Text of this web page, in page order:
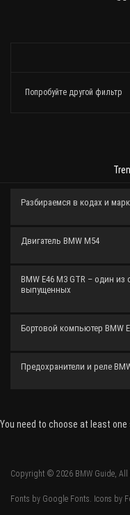
Попробуйте другой фильтр
Разбираемся в кодах и
Двигатель BMW M54
BMW E46 M3 GTR – один из
выпущенных
Бортовой компьютер BMW
Предохранители и реле
You need to choose at least
Copyright © 2026 BMW Guide, All
Fonts by Google Fonts. Icons by